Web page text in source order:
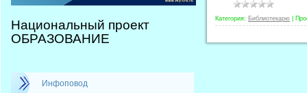
Национальный проект
ОБРАЗОВАНИЕ
Инфоповод
Категория: Библиотекарю